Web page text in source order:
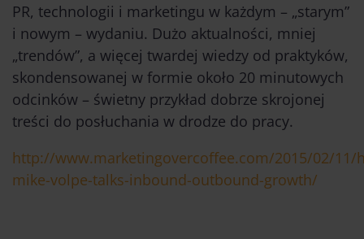
PR, technologii i marketingu w każdym – „starym”
i nowym – wydaniu. Dużo aktualności, mniej
„trendów”, a więcej twardej wiedzy od praktyków,
skondensowanej w formie około 20 minutowych
odcinków – świetny przykład dobrze skrojonej
treści do posłuchania w drodze do pracy.
http://www.marketingovercoffee.com/2015/02/11/
mike-volpe-talks-inbound-outbound-growth/